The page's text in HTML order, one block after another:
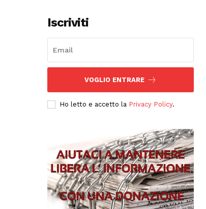
Iscriviti
VOGLIO ENTRARE
Ho letto e accetto la Privacy Policy.